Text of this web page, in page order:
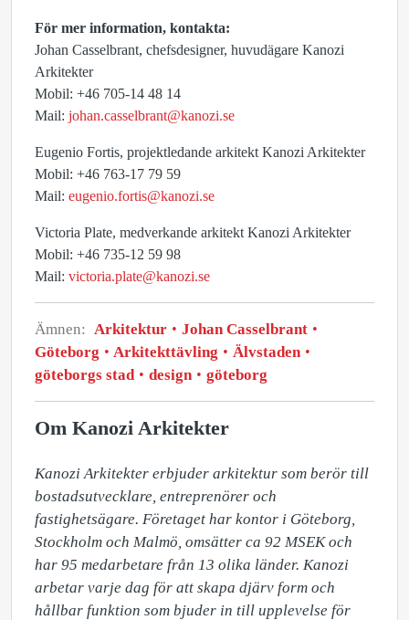
För mer information, kontakta:
Johan Casselbrant, chefsdesigner, huvudägare Kanozi
Arkitekter
Mobil: +46 705-14 48 14
Mail: johan.casselbrant@kanozi.se
Eugenio Fortis, projektledande arkitekt Kanozi Arkitekter
Mobil: +46 763-17 79 59
Mail: eugenio.fortis@kanozi.se
Victoria Plate, medverkande arkitekt Kanozi Arkitekter
Mobil: +46 735-12 59 98
Mail: victoria.plate@kanozi.se
Ämnen: Arkitektur
Johan Casselbrant
Göteborg
Arkitekttävling
Älvstaden
göteborgs stad
design göteborg
Om Kanozi Arkitekter
Kanozi Arkitekter erbjuder arkitektur som berör till
bostadsutvecklare, entreprenörer och
fastighetsägare. Företaget har kontor i Göteborg,
Stockholm och Malmö, omsätter ca 92 MSEK och
har 95 medarbetare från 13 olika länder. Kanozi
arbetar varje dag för att skapa djärv form och
hållbar funktion som bjuder in till upplevelse för